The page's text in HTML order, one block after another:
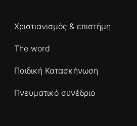
Χριστιανισμός & επιστήμη
The word
Παιδική Κατασκήνωση
Πνευματικό συνέδριο